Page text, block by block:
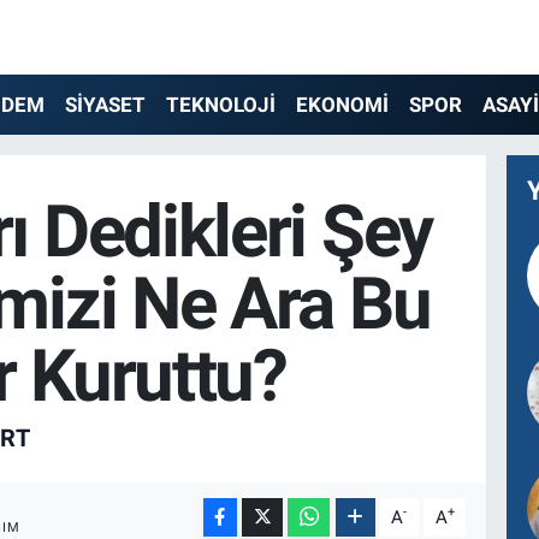
SİYASET TEKNOLOJİ EKONOMİ SPOR
Dedikleri Şey
Ne Ara Bu
Kuruttu?
A- A+